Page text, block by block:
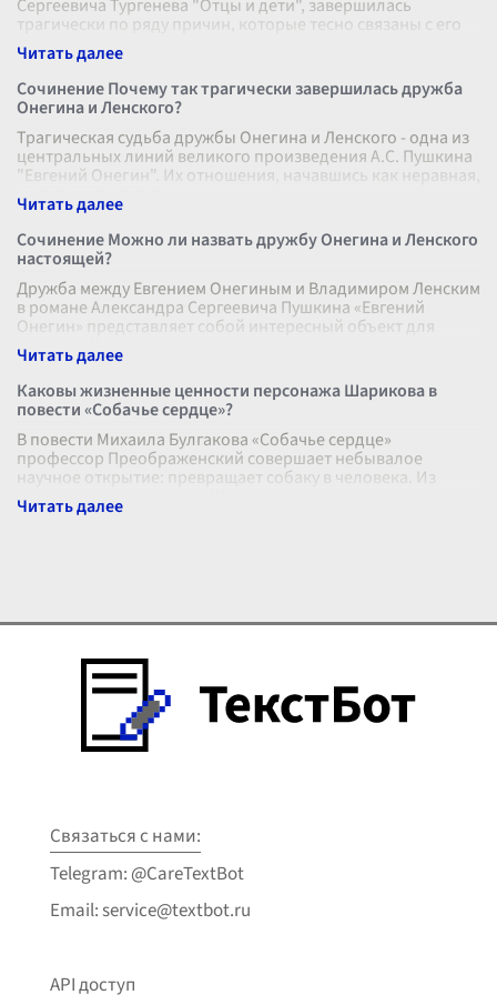
Сергеевича Тургенева "Отцы и дети", завершилась
трагически по ряду причин, которые тесно связаны с его
мировоззрением, внутренн
Сочинение Почему так трагически завершилась дружба
Онегина и Ленского?
Трагическая судьба дружбы Онегина и Ленского - одна из
центральных линий великого произведения А.С. Пушкина
"Евгений Онегин". Их отношения, начавшись как неравная,
но взаимовыгодна
Сочинение Можно ли назвать дружбу Онегина и Ленского
настоящей?
Дружба между Евгением Онегиным и Владимиром Ленским
в романе Александра Сергеевича Пушкина «Евгений
Онегин» представляет собой интересный объект для
анализа. Несмотря на разницу в
Каковы жизненные ценности персонажа Шарикова в
повести «Собачье сердце»?
В повести Михаила Булгакова «Собачье сердце»
профессор Преображенский совершает небывалое
научное открытие: превращает собаку в человека. Из
милого, преданного пса Шарика появляетс
Связаться с нами:
Telegram: @CareTextBot
Email: service@textbot.ru
API доступ